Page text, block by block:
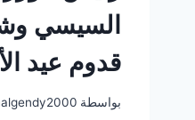
السيسي
قدوم عيد
بواسطة